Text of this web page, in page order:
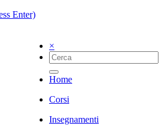
Enter)
×
Home
Corsi
Insegnamenti